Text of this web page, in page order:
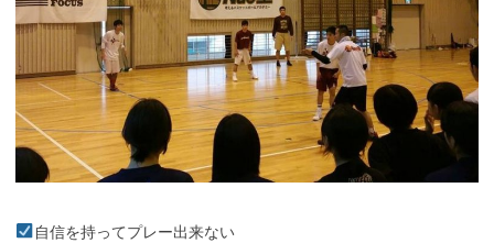
自信を持ってプレー出来ない